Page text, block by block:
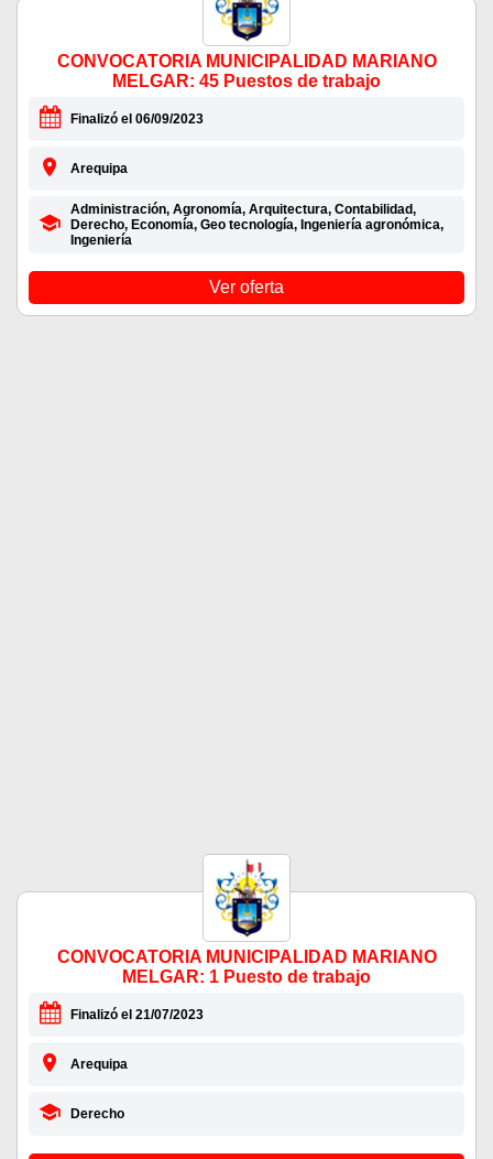
CONVOCATORIA MUNICIPALIDAD MARIANO
MELGAR: 45 Puestos de trabajo
Finalizó el 06/09/2023
Arequipa
Administración, Agronomía, Arquitectura, Contabilidad,
Derecho, Economía, Geo tecnología, Ingeniería agronómica,
Ingeniería
Ver oferta
CONVOCATORIA MUNICIPALIDAD MARIANO
MELGAR: 1 Puesto de trabajo
Finalizó el 21/07/2023
Arequipa
Derecho